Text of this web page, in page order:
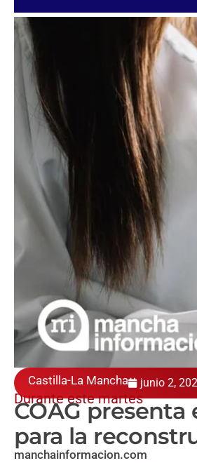
Castilla-La Mancha junio 2,
Durante este martes
COAG presenta
para la
manchainformacion.com